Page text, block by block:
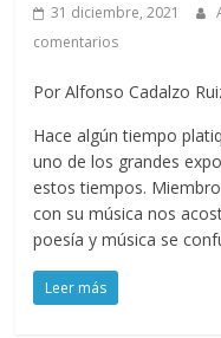
31 diciembre, 2021
comentarios
Por Alfonso Cadalzo
Hace algún tiempo
uno de los grandes
estos tiempos.
con su música nos
poesía y música se
Leer más